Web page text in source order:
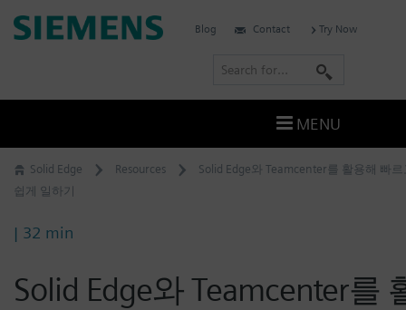
Skip
to
Solid Edge Resources
Solid Edge와 Teamcenter를 활용해 빠르
쉽게 일하기
| 32 min
Solid Edge와 Teamcenter를
Siemens
Blog Contact Try Now
r
c
MENU